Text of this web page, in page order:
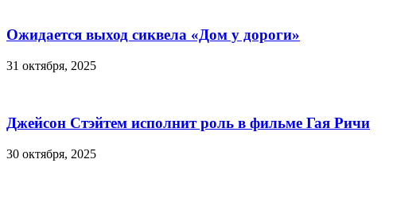
Ожидается выход сиквела «Дом у дороги»
31 октября, 2025
Джейсон Стэйтем исполнит роль в фильме Гая Ричи
30 октября, 2025